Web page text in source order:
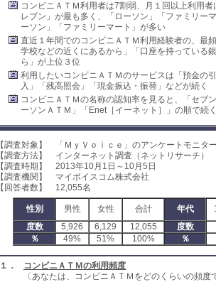
コンビニＡＴＭ利用者は7割弱、月１回以上利用
レブン」が最も多く、「ローソン」「ファミリー
ーソン」「ファミリーマート」が多い
直近１年間でのコンビニＡＴＭ利用経験者の、最
学校などの近くにあるから」「口座を持っている
ら」が上位３位
利用したいコンビニＡＴＭのサービスは「預金の
入」「残高照会」「現金振込・振替」などが続く
コンビニＡＴＭの名称の認知率を見ると、「セブ
ーソンＡＴＭ」「Enet［イーネット］」の順で続
【調査対象】 「ＭｙＶｏｉｃｅ」のアンケートモニタ
【調査方法】 インターネット調査（ネットリサーチ）
【調査時期】 2013年10月1日～10月5日
【調査機関】 マイボイスコム株式会社
【回答者数】 12,055名
性別 男性 女性 合計 年代
度数
5,926 6,129 12,055
度数
％
49% 51% 100% ％
１．
コンビニＡＴＭの利用頻度
〔あなたは、コンビニＡＴＭをどのくらいの頻度